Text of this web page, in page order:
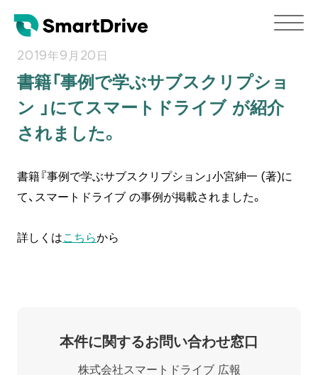
2019年9月20日
書籍「事例で学ぶサブスクリプショ
ン 」にてスマートドライブ が紹介
されました。
書籍『事例で学ぶサブスクリプション」小宮紳一 (著)に
て、スマートドライブ の事例が掲載されました。
詳しくはこちらから
本件に関するお問い合わせ窓口
株式会社スマートドライブ 広報